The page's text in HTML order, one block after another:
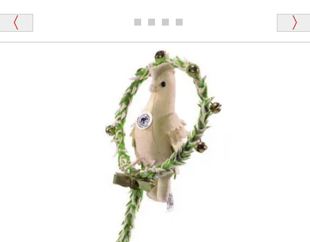
ディベアがいます。
「スクエーカー内蔵」と記載しておりますので、ぜひ
探してみてください。
シュタイフ社製品の実物を見ることはできますか？
当店はネット販売ですので実物をお見せすることが
海外からのお取り寄せと言うことですが、商品はきち
ご安心ください！商品は確実にお届けします。
「前に買ったことがあったお店でしたので」
千葉県 U・Y 様 （女性）
「ChatGPTを利用したところ「くまの小屋」さ
んを紹介され…」
埼玉県 S・W 様